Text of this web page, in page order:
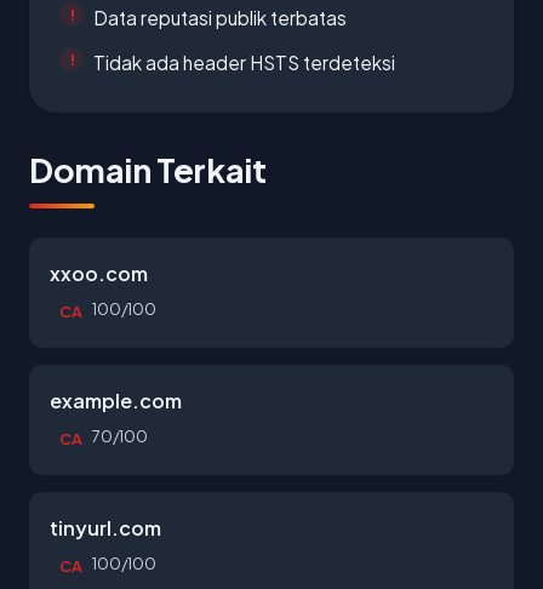
Data reputasi publik terbatas
Tidak ada header HSTS terdeteksi
Domain Terkait
xxoo.com
CA 100/100
example.com
CA 70/100
tinyurl.com
CA 100/100